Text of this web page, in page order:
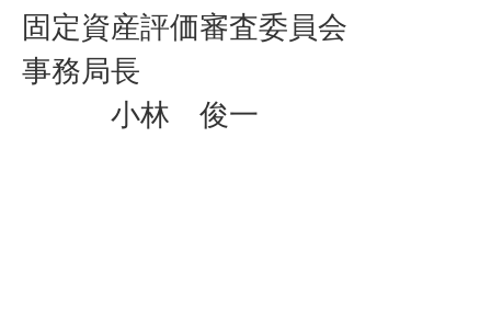
固定資産評価審査委員会
事務局長
小林 俊一